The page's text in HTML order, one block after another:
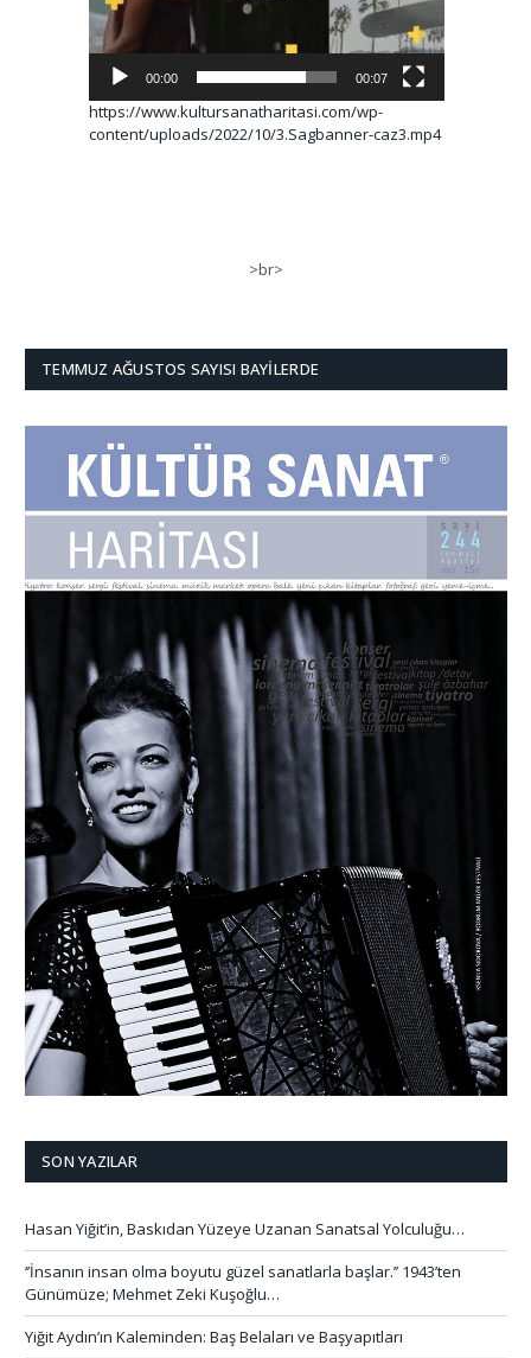
00:00 00:07
https://www.kultursanatharitasi.com/wp-
content/uploads/2022/10/3.Sagbanner-caz3.mp4
>br>
TEMMUZ AĞUSTOS SAYISI BAYILERDE
SON YAZILAR
Hasan Yiğit’in, Baskıdan Yüzeye Uzanan Sanatsal Yolculuğu…
‘’İnsanın insan olma boyutu güzel sanatlarla başlar.’’ 1943’ten
Günümüze; Mehmet Zeki Kuşoğlu…
Yiğit Aydın’ın Kaleminden: Baş Belaları ve Başyapıtları